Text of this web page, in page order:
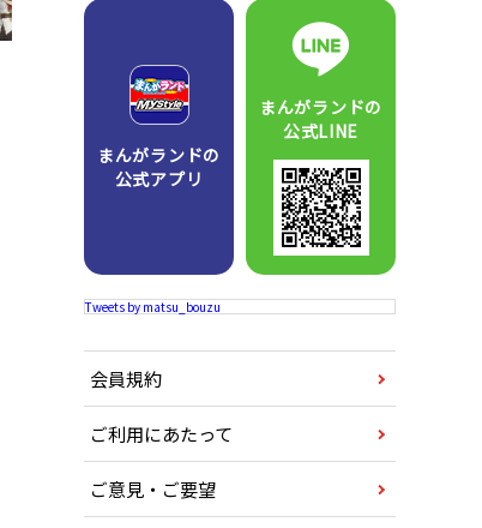
まんがランドの
公式アプリ
まんがランドの
公式LINE
Tweets by matsu_bouzu
会員規約
ご利用にあたって
ご意見・ご要望